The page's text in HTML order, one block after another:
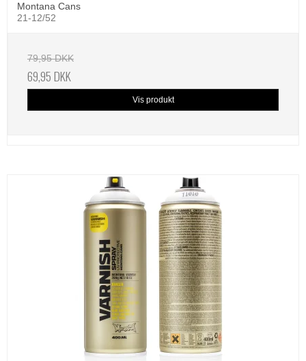
Montana Cans
21-12/52
79,95 DKK
69,95 DKK
Vis produkt